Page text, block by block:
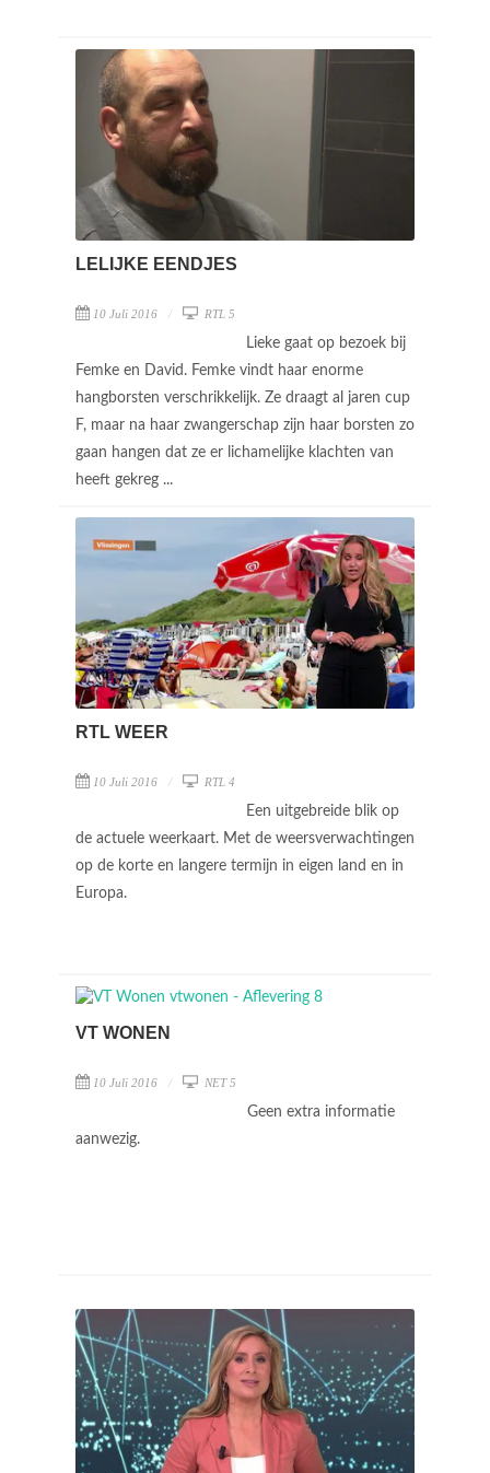
LELIJKE EENDJES
10 Juli 2016 RTL 5
Lieke gaat op bezoek bij
Femke en David. Femke vindt haar enorme
hangborsten verschrikkelijk. Ze draagt al jaren cup
F, maar na haar zwangerschap zijn haar borsten zo
gaan hangen dat ze er lichamelijke klachten van
heeft gekreg ...
RTL WEER
10 Juli 2016 RTL 4
Een uitgebreide blik op
de actuele weerkaart. Met de weersverwachtingen
op de korte en langere termijn in eigen land en in
Europa.
VT WONEN
10 Juli 2016 NET 5
Geen extra informatie
aanwezig.